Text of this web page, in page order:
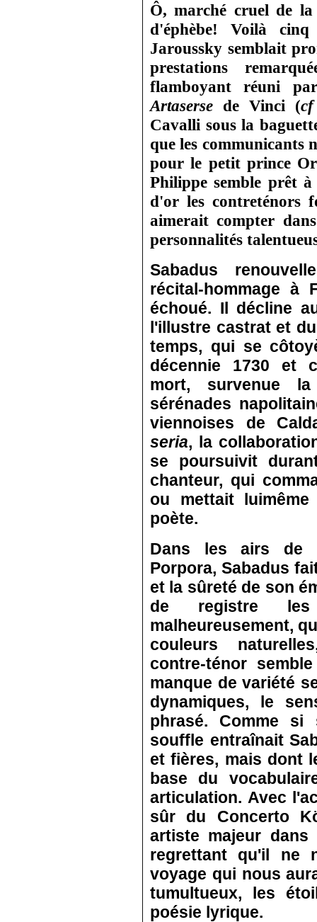
Ô, marché cruel de
d'éphèbe! Voilà
Jaroussky semblait
prestations
flamboyant réuni
Artaserse de Vinci (
Cavalli sous la
que les communicants
pour le petit prince
Philippe semble prêt à
d'or les contre­ténors
aimerait compter
personnalités
Sabadus
récital‑hommage
échoué. Il décline
l'illustre castrat et
temps, qui se
décennie 1730 et
mort, survenue
sérénades
viennoises de
seria, la
se poursuivit
chanteur, qui
ou mettait
poète.
Dans les airs de
Porpora, Sabadus
et la sûreté de son
de registre les
malheureusement,
couleurs
contre‑ténor
manque de variété
dynamiques, le
phrasé. Comme si
souffle entraînait
et fières, mais dont
base du
articulation. Avec
sûr du Concerto
artiste majeur
regrettant qu'il ne
voyage qui nous
tumultueux, les
poésie ly­rique.